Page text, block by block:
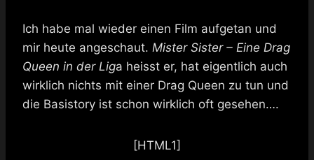
Ich habe mal wieder einen Film aufgetan und
mir heute angeschaut. Mister Sister – Eine Drag
Queen in der Liga heisst er, hat eigentlich auch
wirklich nichts mit einer Drag Queen zu tun und
die Basistory ist schon wirklich oft gesehen….
[HTML1]